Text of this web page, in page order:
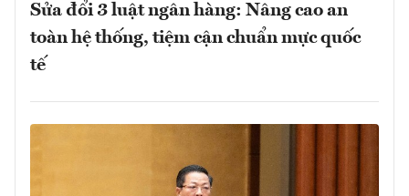
Sửa đổi 3 luật ngân hàng: Nâng cao an
toàn hệ thống, tiệm cận chuẩn mực quốc
tế